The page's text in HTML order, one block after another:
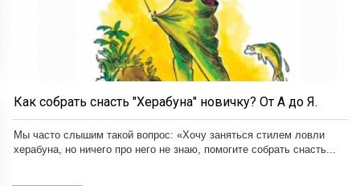
Как собрать снасть "Херабуна" новичку? От А до Я.
Мы часто слышим такой вопрос: «Хочу заняться стилем ловли
херабуна, но ничего про него не знаю, помогите собрать снасть...